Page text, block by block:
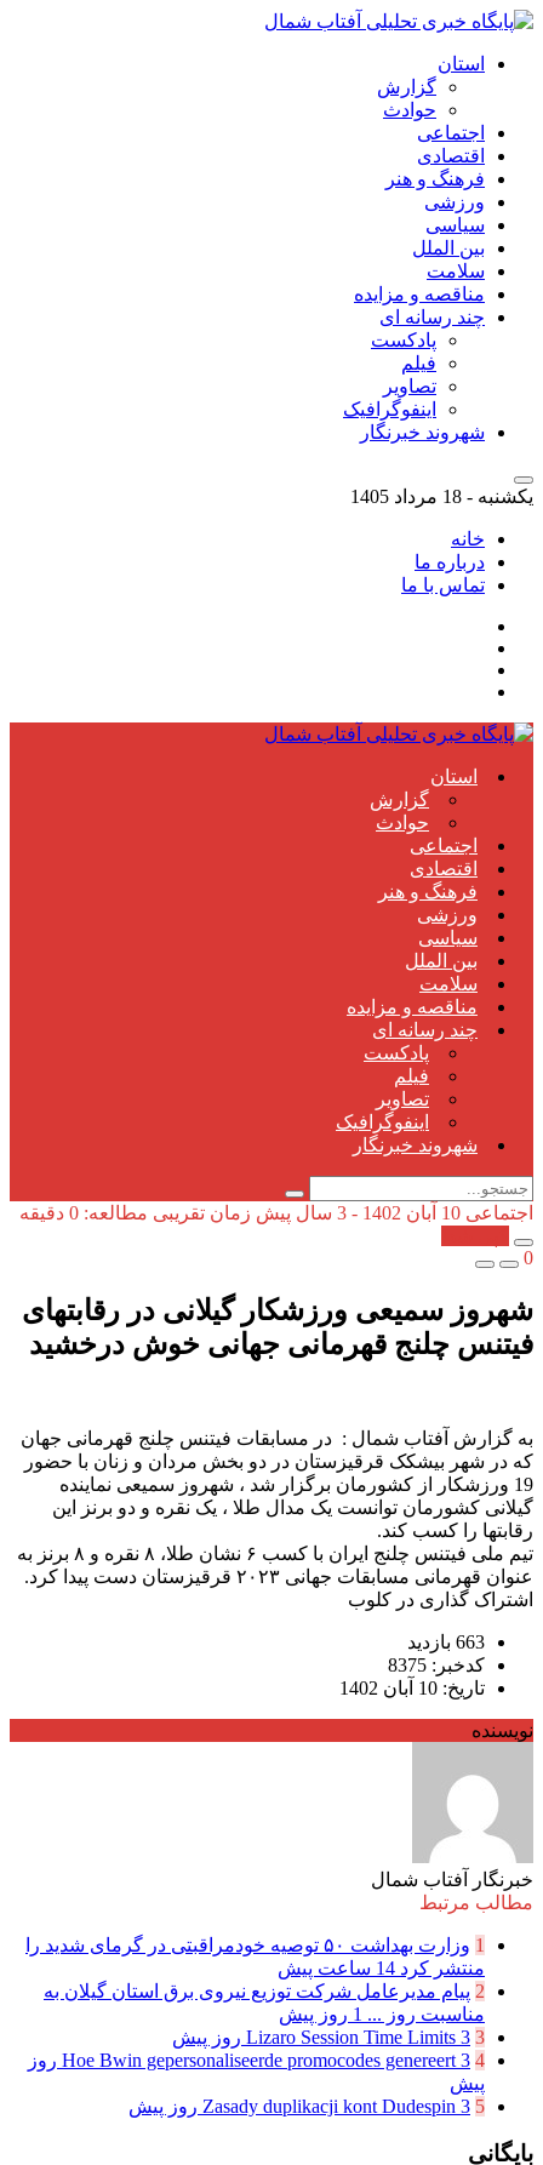
استان
گزارش
حوادث
اجتماعی
اقتصادی
فرهنگ و هنر
ورزشی
سیاسی
بین الملل
سلامت
مناقصه و مزایده
چند رسانه ای
پادکست
فیلم
تصاویر
اینفوگرافیک
شهروند خبرنگار
یکشنبه - 18 مرداد 1405
خانه
درباره ما
تماس با ما
استان
گزارش
حوادث
اجتماعی
اقتصادی
فرهنگ و هنر
ورزشی
سیاسی
بین الملل
سلامت
مناقصه و مزایده
چند رسانه ای
پادکست
فیلم
تصاویر
اینفوگرافیک
شهروند خبرنگار
اجتماعی 10 آبان 1402 - 3 سال پیش
زمان تقریبی مطالعه: 0 دقیقه
0
شهروز سمیعی ورزشکار گیلانی در رقابتهای
فیتنس چلنج قهرمانی جهانی خوش درخشید
به گزارش آفتاب شمال : در مسابقات فیتنس چلنج قهرمانی جهان
که در شهر بیشکک قرقیزستان در دو بخش مردان و زنان با حضور
19 ورزشکار از کشورمان برگزار شد ، شهروز سمیعی نماینده
گیلانی کشورمان توانست یک مدال طلا ، یک نقره و دو برنز این
رقابتها را کسب کند.
تیم ملی فیتنس چلنج ایران با کسب ۶ نشان طلا، ۸ نقره و ۸ برنز به
عنوان قهرمانی مسابقات جهانی ۲۰۲۳ قرقیزستان دست پیدا کرد.
اشتراک گذاری در کلوب
663 بازدید
کدخبر: 8375
تاریخ: 10 آبان 1402
نویسنده
خبرنگار آفتاب شمال
مطالب مرتبط
1
وزارت بهداشت ۵۰ توصیه خودمراقبتی در گرمای شدید را
منتشر کرد 14 ساعت پیش
2 پیام مدیرعامل شركت توزیع نیروی برق استان گیلان به
مناسبت روز ... 1 روز پیش
3
Lizaro Session Time Limits 3 روز پیش
4
Hoe Bwin gepersonaliseerde promocodes genereert 3 روز
پیش
5
Zasady duplikacji kont Dudespin 3 روز پیش
بایگانی